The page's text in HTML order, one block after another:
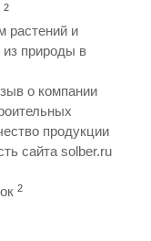
2
растений и
из природы в
о компании
продукции
сайта solber.ru
2